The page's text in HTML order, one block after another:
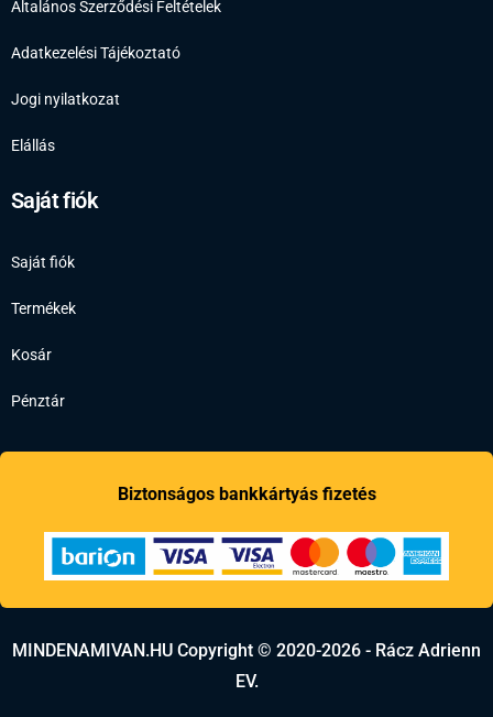
Általános Szerződési Feltételek
Adatkezelési Tájékoztató
Jogi nyilatkozat
Elállás
Saját fiók
Saját fiók
Termékek
Kosár
Pénztár
Biztonságos bankkártyás fizetés
MINDENAMIVAN.HU Copyright © 2020-2026 - Rácz Adrienn
EV.